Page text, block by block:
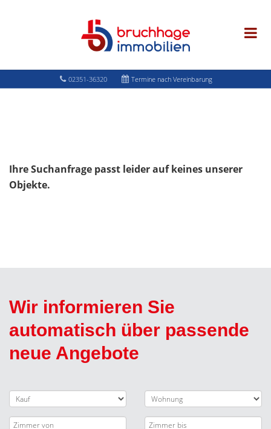
02351-36320 Termine nach Vereinbarung
Ihre Suchanfrage passt leider auf keines unserer
Objekte.
Wir informieren Sie
automatisch über passende
neue Angebote